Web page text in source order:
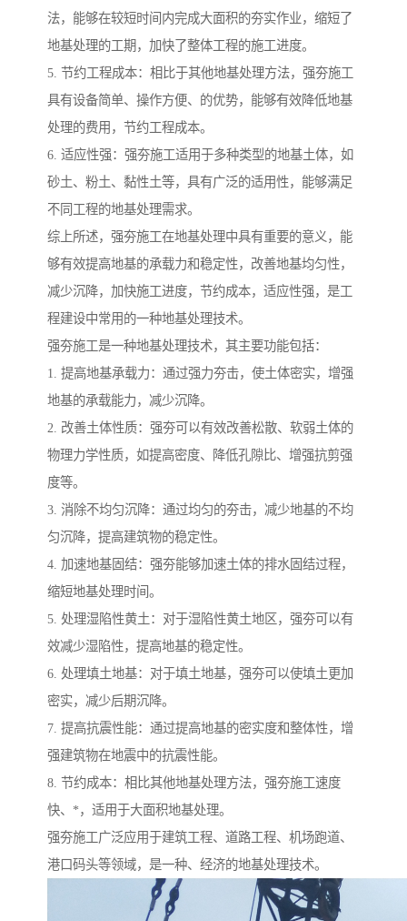
法，能够在较短时间内完成大面积的夯实作业，缩短了
地基处理的工期，加快了整体工程的施工进度。
5. 节约工程成本：相比于其他地基处理方法，强夯施工
具有设备简单、操作方便、的优势，能够有效降低地基
处理的费用，节约工程成本。
6. 适应性强：强夯施工适用于多种类型的地基土体，如
砂土、粉土、黏性土等，具有广泛的适用性，能够满足
不同工程的地基处理需求。
综上所述，强夯施工在地基处理中具有重要的意义，能
够有效提高地基的承载力和稳定性，改善地基均匀性，
减少沉降，加快施工进度，节约成本，适应性强，是工
程建设中常用的一种地基处理技术。
强夯施工是一种地基处理技术，其主要功能包括：
1. 提高地基承载力：通过强力夯击，使土体密实，增强
地基的承载能力，减少沉降。
2. 改善土体性质：强夯可以有效改善松散、软弱土体的
物理力学性质，如提高密度、降低孔隙比、增强抗剪强
度等。
3. 消除不均匀沉降：通过均匀的夯击，减少地基的不均
匀沉降，提高建筑物的稳定性。
4. 加速地基固结：强夯能够加速土体的排水固结过程，
缩短地基处理时间。
5. 处理湿陷性黄土：对于湿陷性黄土地区，强夯可以有
效减少湿陷性，提高地基的稳定性。
6. 处理填土地基：对于填土地基，强夯可以使填土更加
密实，减少后期沉降。
7. 提高抗震性能：通过提高地基的密实度和整体性，增
强建筑物在地震中的抗震性能。
8. 节约成本：相比其他地基处理方法，强夯施工速度
快、*，适用于大面积地基处理。
强夯施工广泛应用于建筑工程、道路工程、机场跑道、
港口码头等领域，是一种、经济的地基处理技术。